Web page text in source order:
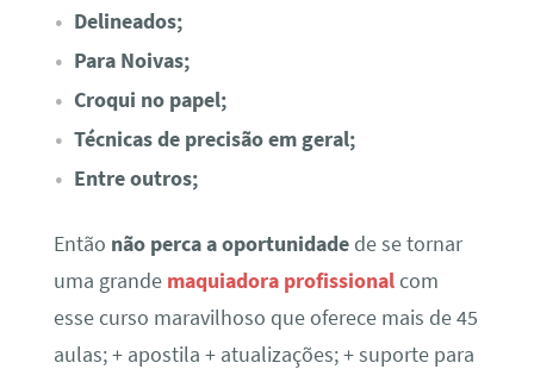
Delineados;
Para Noivas;
Croqui no papel;
Técnicas de precisão em geral;
Entre outros;
Então não perca a oportunidadede se tornar
uma grande maquiadora profissionalcom
esse curso maravilhoso que oferece mais de 45
aulas; + apostila + atualizações; + suporte para